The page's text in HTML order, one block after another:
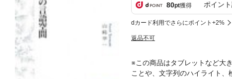
80pt獲得 ポイン
dカード利用でさらにポイント+2%
返品不可
※この商品はタブレットなど大
ことや、文字列のハイライト、